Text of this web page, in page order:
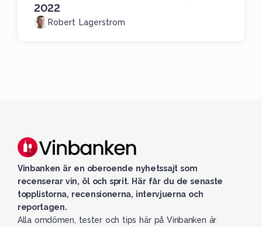
2022
Robert Lagerstrom
Vinbanken är en oberoende nyhetssajt som
recenserar vin, öl och sprit. Här får du de senaste
topplistorna, recensionerna, intervjuerna och
reportagen.
Alla omdömen, tester och tips här på Vinbanken är